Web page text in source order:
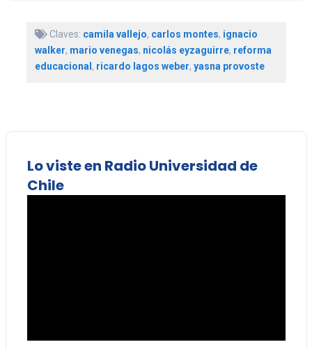
Claves: camila vallejo, carlos montes, ignacio
walker, mario venegas, nicolás eyzaguirre, reforma
educacional , ricardo lagos weber, yasna provoste
Lo viste en Radio Universidad de
Chile